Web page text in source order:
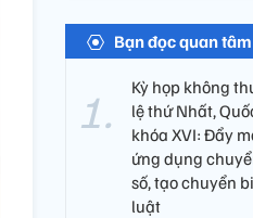
Bạn đọc quan tâm
Kỳ họp không
lệ thứ Nhất,
khóa XVI: Đẩy
ứng dụng
số, tạo chuyển
luật